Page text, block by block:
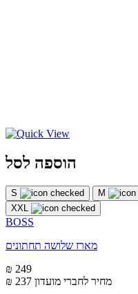
הוספה לסל
S M
XXL
BOSS
מארז שלושה תחתונים
₪ 249
₪ 237 מחיר לחברי מועדון